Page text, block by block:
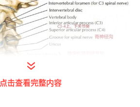
点击查看完整内容